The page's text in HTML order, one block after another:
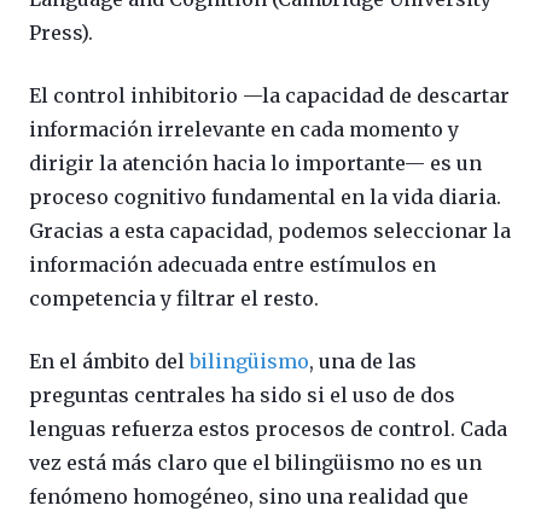
Press).
El control inhibitorio —la capacidad de descartar
información irrelevante en cada momento y
dirigir la atención hacia lo importante— es un
proceso cognitivo fundamental en la vida diaria.
Gracias a esta capacidad, podemos seleccionar la
información adecuada entre estímulos en
competencia y filtrar el resto.
En el ámbito delbilingüismo, una de las
preguntas centrales ha sido si el uso de dos
lenguas refuerza estos procesos de control. Cada
vez está más claro que el bilingüismo no es un
fenómeno homogéneo, sino una realidad que